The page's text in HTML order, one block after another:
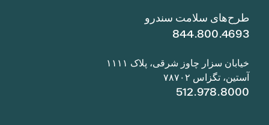
طرح‌های سلامت سندرو
844.800.4693
خیابان سزار چاوز شرقی، پلاک ۱۱۱۱
آستین، تگزاس ۷۸۷۰۲
512.978.8000